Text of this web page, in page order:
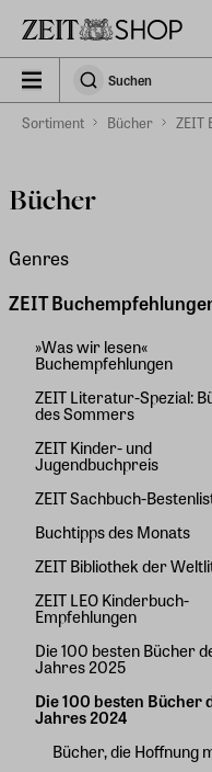
SuchenSuchen
Sortiment Bücher ZEIT
Bücher
Genres
ZEIT
»Was wir lesen«
Buchempfehlungen
ZEIT Literatur-Spezial:
des Sommers
ZEIT Kinder- und
Jugendbuchpreis
ZEIT Sachbuch-
Buchtipps des Monats
ZEIT Bibliothek der
ZEIT LEO Kinderbuch-
Empfehlungen
Die 100 besten Bücher
Jahres 2025
Die 100 besten Bücher
Jahres 2024
Bücher, die Hoffnung